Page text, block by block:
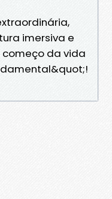
imersiva e
da vida